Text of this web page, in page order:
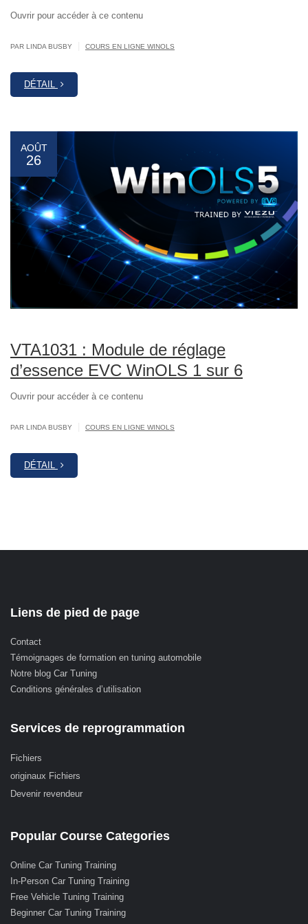
Ouvrir pour accéder à ce contenu
PAR LINDA BUSBY COURS EN LIGNE WINOLS
DÉTAIL
AOÛT
26
VTA1031 : Module de réglage
d’essence EVC WinOLS 1 sur 6
Ouvrir pour accéder à ce contenu
PAR LINDA BUSBY COURS EN LIGNE WINOLS
DÉTAIL
Liens de pied de page
Contact
Témoignages de formation en tuning automobile
Notre blog Car Tuning
Conditions générales d’utilisation
Services de reprogrammation
Fichiers
originaux Fichiers
Devenir revendeur
Popular Course Categories
Online Car Tuning Training
In-Person Car Tuning Training
Free Vehicle Tuning Training
Beginner Car Tuning Training